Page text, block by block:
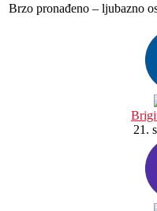
Brzo pronađeno – ljubazno
21.